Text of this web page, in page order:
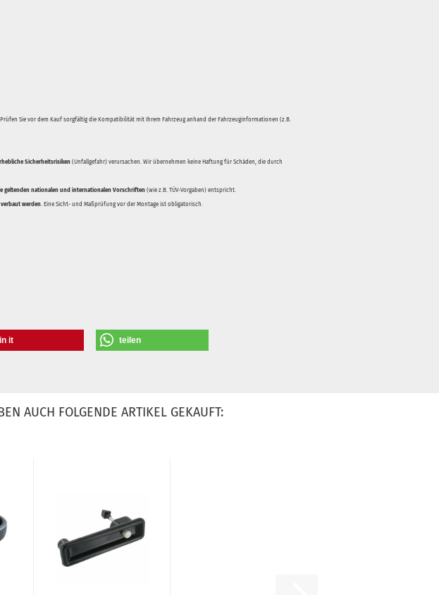
Sie vor dem Kauf sorgfältig die Kompatibilität mit Ihrem Fahrzeug anhand der Fahrzeuginformationen (z.B.
Sicherheitsrisiken (Unfallgefahr) verursachen. Wir übernehmen keine Haftung für Schäden, die durch
geltenden nationalen und internationalen Vorschriften (wie z.B. TÜV-Vorgaben) entspricht.
werden. Eine Sicht- und Maßprüfung vor der Montage ist obligatorisch.
it teilen
AUCH FOLGENDE ARTIKEL GEKAUFT: